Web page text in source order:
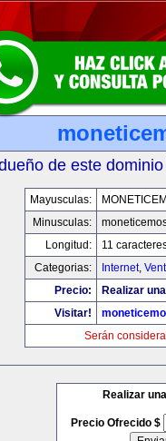
de este
Mayusculas:
Minusculas:
Longitud:
11
Categorias:
Internet,
Precio:
Realizar
Visitar!
Serán
Realizar
Precio Ofrecido $